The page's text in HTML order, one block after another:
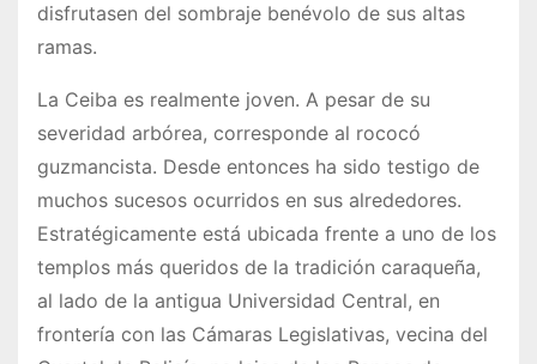
disfrutasen del sombraje benévolo de sus altas
ramas.
La Ceiba es realmente joven. A pesar de su
severidad arbórea, corresponde al rococó
guzmancista. Desde entonces ha sido testigo de
muchos sucesos ocurridos en sus alrededores.
Estratégicamente está ubicada frente a uno de los
templos más queridos de la tradición caraqueña,
al lado de la antigua Universidad Central, en
frontería con las Cámaras Legislativas, vecina del